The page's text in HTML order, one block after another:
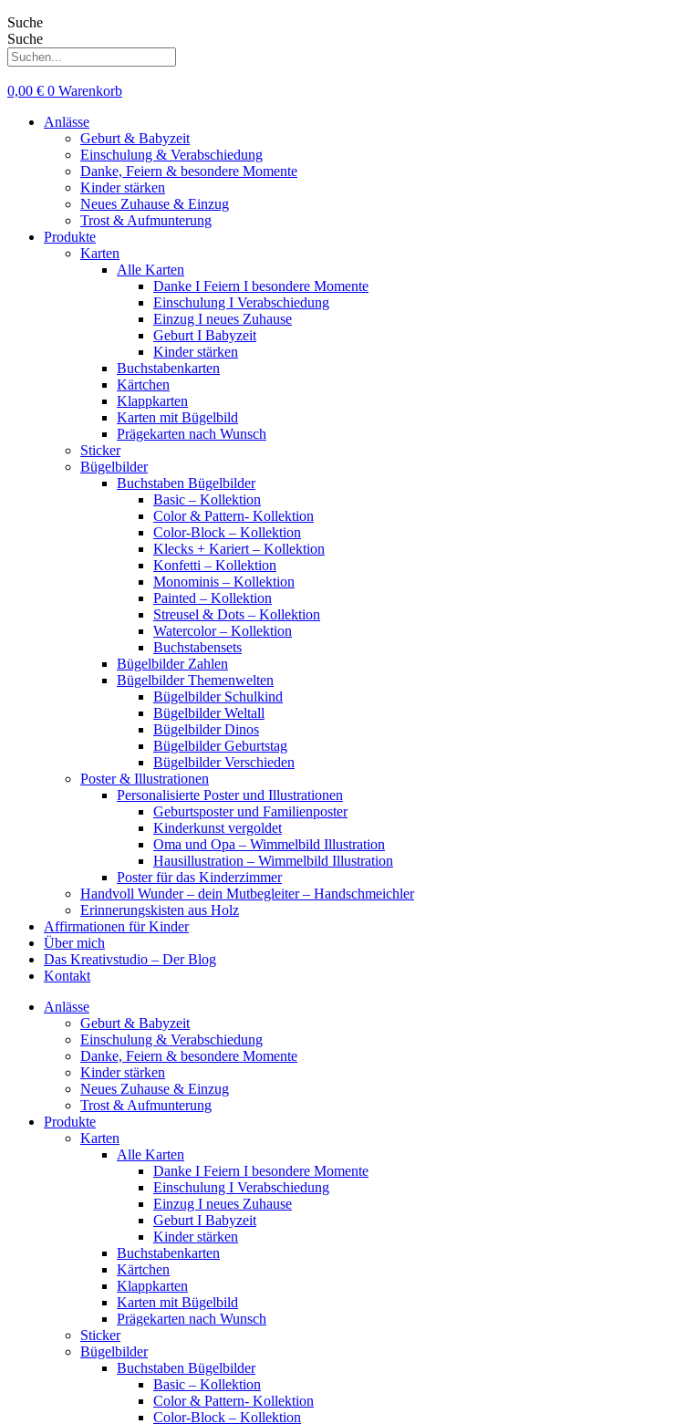
Suche
Suche
0,00 € 0 Warenkorb
Anlässe
Geburt & Babyzeit
Einschulung & Verabschiedung
Danke, Feiern & besondere Momente
Kinder stärken
Neues Zuhause & Einzug
Trost & Aufmunterung
Produkte
Karten
Alle Karten
Danke I Feiern I besondere Momente
Einschulung I Verabschiedung
Einzug I neues Zuhause
Geburt I Babyzeit
Kinder stärken
Buchstabenkarten
Kärtchen
Klappkarten
Karten mit Bügelbild
Prägekarten nach Wunsch
Sticker
Bügelbilder
Buchstaben Bügelbilder
Basic – Kollektion
Color & Pattern- Kollektion
Color-Block – Kollektion
Klecks + Kariert – Kollektion
Konfetti – Kollektion
Monominis – Kollektion
Painted – Kollektion
Streusel & Dots – Kollektion
Watercolor – Kollektion
Buchstabensets
Bügelbilder Zahlen
Bügelbilder Themenwelten
Bügelbilder Schulkind
Bügelbilder Weltall
Bügelbilder Dinos
Bügelbilder Geburtstag
Bügelbilder Verschieden
Poster & Illustrationen
Personalisierte Poster und Illustrationen
Geburtsposter und Familienposter
Kinderkunst vergoldet
Oma und Opa – Wimmelbild Illustration
Hausillustration – Wimmelbild Illustration
Poster für das Kinderzimmer
Handvoll Wunder – dein Mutbegleiter – Handschmeichler
Erinnerungskisten aus Holz
Affirmationen für Kinder
Über mich
Das Kreativstudio – Der Blog
Kontakt
Anlässe
Geburt & Babyzeit
Einschulung & Verabschiedung
Danke, Feiern & besondere Momente
Kinder stärken
Neues Zuhause & Einzug
Trost & Aufmunterung
Produkte
Karten
Alle Karten
Danke I Feiern I besondere Momente
Einschulung I Verabschiedung
Einzug I neues Zuhause
Geburt I Babyzeit
Kinder stärken
Buchstabenkarten
Kärtchen
Klappkarten
Karten mit Bügelbild
Prägekarten nach Wunsch
Sticker
Bügelbilder
Buchstaben Bügelbilder
Basic – Kollektion
Color & Pattern- Kollektion
Color-Block – Kollektion